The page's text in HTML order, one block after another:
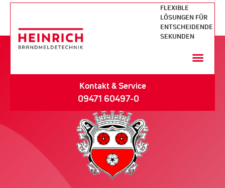
FLEXIBLE
LÖSUNGEN FÜR
ENTSCHEIDENDE
SEKUNDEN
Kontakt & Service
09471 60497-0